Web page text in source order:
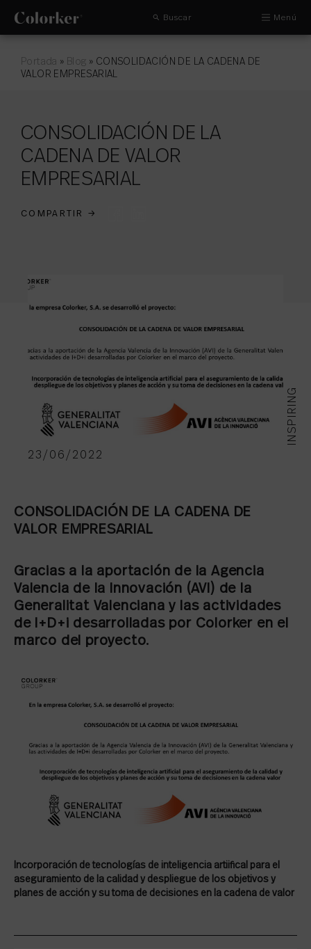
Buscar Menú
Portada » Blog » CONSOLIDACIÓN DE LA CADENA DE
VALOR EMPRESARIAL
CONSOLIDACIÓN DE LA
CADENA DE VALOR
EMPRESARIAL
COMPARTIR →
INSPIRING
23/06/2022
CONSOLIDACIÓN DE LA CADENA DE
VALOR EMPRESARIAL
Gracias a la aportación de la Agencia
Valencia de la Innovación (AVI) de la
Generalitat Valenciana y las actividades
de I+D+i desarrolladas por Colorker en el
marco del proyecto.
Incorporación de tecnologías de inteligencia artiifical para el
aseguramiento de la calidad y despliegue de los objetivos y
planes de acción y su toma de decisiones en la cadena de valor